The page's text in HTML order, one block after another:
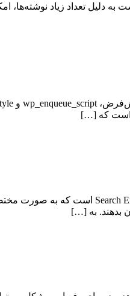
تعداد زیاد نوشته‌ها،
بدهند. به […]